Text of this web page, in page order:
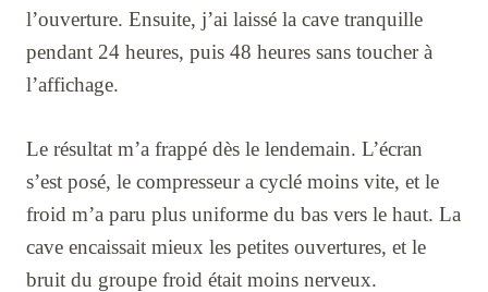
l’ouverture. Ensuite, j’ai laissé la cave tranquille
pendant 24 heures, puis 48 heures sans toucher à
l’affichage.
Le résultat m’a frappé dès le lendemain. L’écran
s’est posé, le compresseur a cyclé moins vite, et le
froid m’a paru plus uniforme du bas vers le haut. La
cave encaissait mieux les petites ouvertures, et le
bruit du groupe froid était moins nerveux.